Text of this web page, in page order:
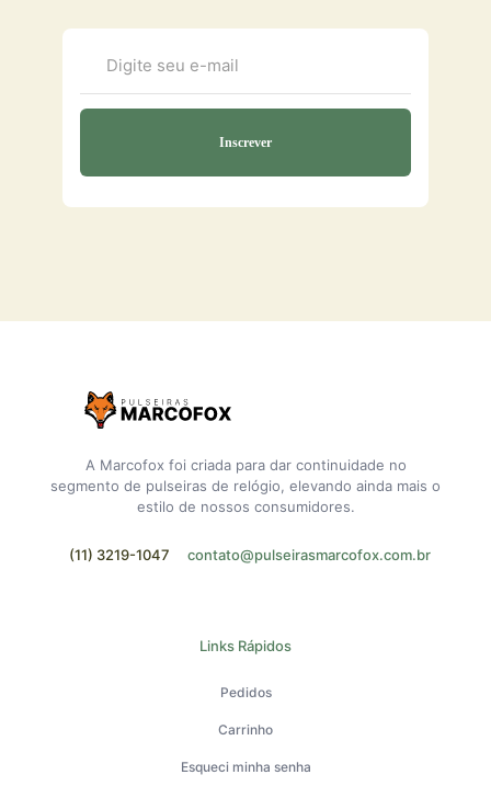
A Marcofox foi criada para dar continuidade no
segmento de pulseiras de relógio, elevando ainda mais o
estilo de nossos consumidores.
(11) 3219-1047 contato@pulseirasmarcofox.com.br
Links Rápidos
Pedidos
Carrinho
Esqueci minha senha